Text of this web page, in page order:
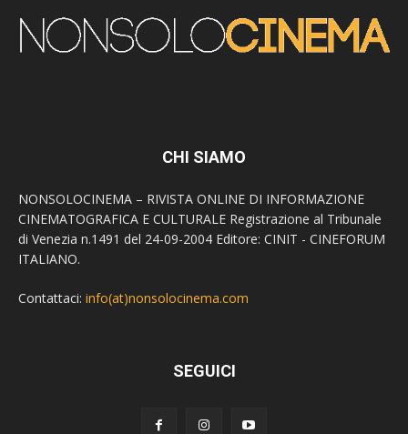
CHI SIAMO
NONSOLOCINEMA – RIVISTA ONLINE DI INFORMAZIONE
CINEMATOGRAFICA E CULTURALE Registrazione al Tribunale
di Venezia n.1491 del 24-09-2004 Editore: CINIT - CINEFORUM
ITALIANO.
Contattaci: info(at)nonsolocinema.com
SEGUICI